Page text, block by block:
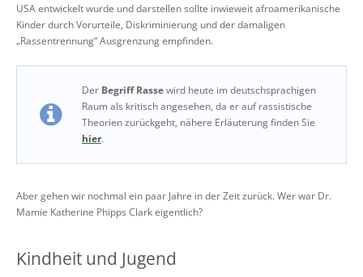
USA entwickelt wurde und darstellen sollte inwieweit afroamerikanische
Kinder durch Vorurteile, Diskriminierung und der damaligen
„Rassentrennung“ Ausgrenzung empfinden.
Der Begriff Rassewird heute im deutschsprachigen
Raum als kritisch angesehen, da er auf rassistische
Theorien zurückgeht, nähere Erläuterung finden Sie
hier.
Aber gehen wir nochmal ein paar Jahre in der Zeit zurück. Wer war Dr.
Mamie Katherine Phipps Clark eigentlich?
Kindheit und Jugend